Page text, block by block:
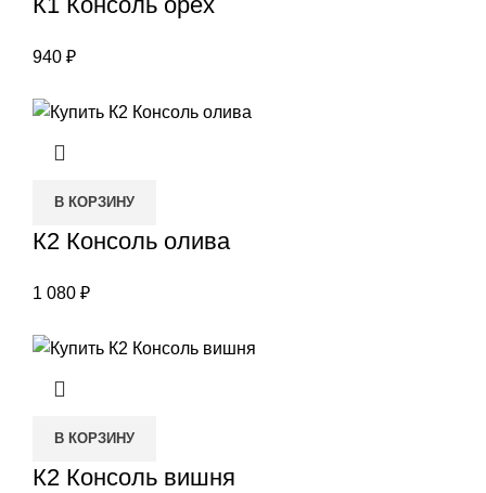
940 ₽
В КОРЗИНУ
К2 Консоль олива
1 080 ₽
В КОРЗИНУ
К2 Консоль вишня